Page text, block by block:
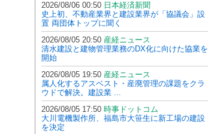
2026/08/06 00:50 日本経済新聞
史上初、不動産業界と建設業界が「協議会」設
置 両団体トップに聞く
2026/08/05 20:50 産経ニュース
清水建設と建物管理業務のDX化に向けた協業を
開始
2026/08/05 19:50 産経ニュース
属人化するアスベスト・産廃管理の課題をクラ
ウドで解決。建設業 ...
2026/08/05 17:50 時事ドットコム
大川電機製作所、福島市大笹生に新工場の建設
を決定